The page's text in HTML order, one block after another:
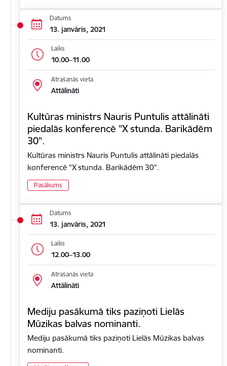
Datums
13. janvāris, 2021
Laiks
10.00–11.00
Atrašanās vieta
Attālināti
Kultūras ministrs Nauris Puntulis attālināti
piedalās konferencē "X stunda. Barikādēm
30".
Kultūras ministrs Nauris Puntulis attālināti piedalās
konferencē "X stunda. Barikādēm 30".
Pasākums
Datums
13. janvāris, 2021
Laiks
12.00–13.00
Atrašanās vieta
Attālināti
Mediju pasākumā tiks paziņoti Lielās
Mūzikas balvas nominanti.
Mediju pasākumā tiks paziņoti Lielās Mūzikas balvas
nominanti.